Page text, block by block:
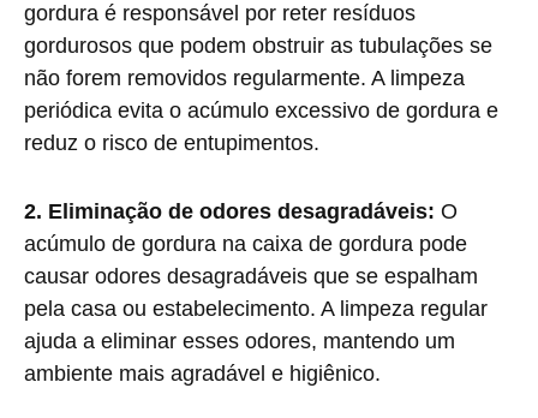
gordura é responsável por reter resíduos
gordurosos que podem obstruir as tubulações se
não forem removidos regularmente. A limpeza
periódica evita o acúmulo excessivo de gordura e
reduz o risco de entupimentos.
2. Eliminação de odores desagradáveis: O
acúmulo de gordura na caixa de gordura pode
causar odores desagradáveis que se espalham
pela casa ou estabelecimento. A limpeza regular
ajuda a eliminar esses odores, mantendo um
ambiente mais agradável e higiênico.